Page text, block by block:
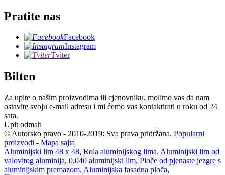
Pratite nas
Facebook
Instagram
Tviter
Bilten
Za upite o našim proizvodima ili cjenovniku, molimo vas da nam
ostavite svoju e-mail adresu i mi ćemo vas kontaktirati u roku od 24
sata.
Upit odmah
© Autorsko pravo - 2010-2019: Sva prava pridržana. Popularni
proizvodi - Mapa sajta
Aluminijski lim 48 x 48, Rola aluminijskog lima, Aluminijski lim od
valovitog aluminija, 0,040 aluminijski lim, Ploče od pjenaste jezgre s
aluminijskim premazom, Aluminijska fasadna ploča,